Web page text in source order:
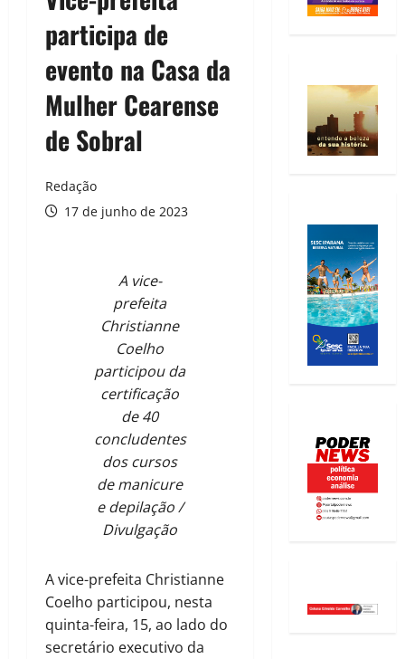
participa de
evento na Casa da
Mulher Cearense
de Sobral
Redação
17 de junho de 2023
A vice-
prefeita
Christianne
Coelho
participou da
certificação
de 40
concludentes
dos cursos
de manicure
e depilação /
Divulgação
A vice-prefeita Christianne
Coelho participou, nesta
quinta-feira, 15, ao lado do
secretário executivo da